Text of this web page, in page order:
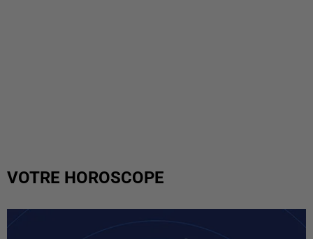
VOTRE HOROSCOPE